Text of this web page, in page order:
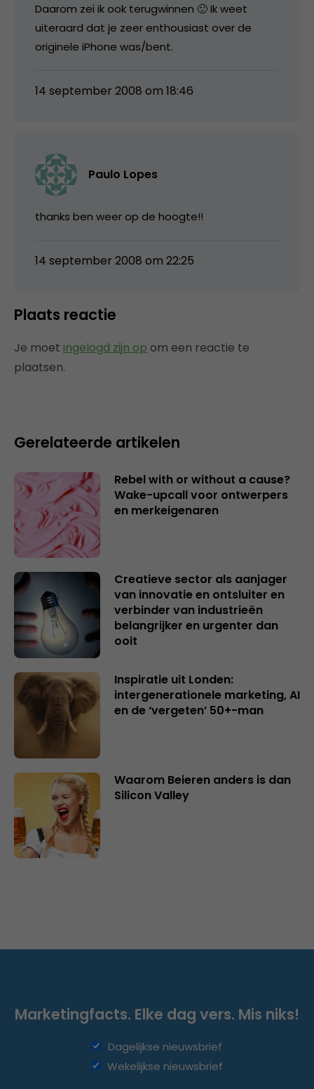
Daarom zei ik ook terugwinnen 🙂 Ik weet
uiteraard dat je zeer enthousiast over de
originele iPhone was/bent.
14 september 2008 om 18:46
Paulo Lopes
thanks ben weer op de hoogte!!
14 september 2008 om 22:25
Plaats reactie
Je moet ingelogd zijn op om een reactie te
plaatsen.
Gerelateerde artikelen
Rebel with or without a cause?
Wake-upcall voor ontwerpers
en merkeigenaren
Creatieve sector als aanjager
van innovatie en ontsluiter en
verbinder van industrieën
belangrijker en urgenter dan
ooit
Inspiratie uit Londen:
intergenerationele marketing, AI
en de ‘vergeten’ 50+-man
Waarom Beieren anders is dan
Silicon Valley
Marketingfacts. Elke dag vers. Mis niks!
Dagelijkse nieuwsbrief
Wekelijkse nieuwsbrief